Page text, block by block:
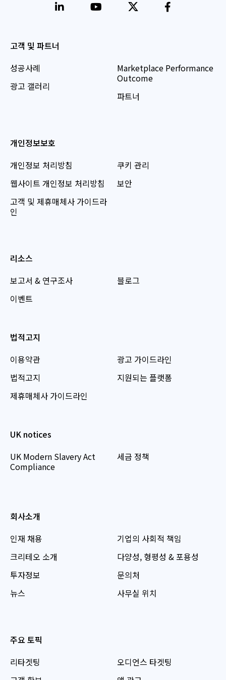
고객 및 파트너
성공사례
광고 갤러리
Marketplace Performance
Outcome
파트너
개인정보보호
개인정보 처리방침
웹사이트 개인정보 처리방침
고객 및 제휴매체사 가이드라
인
쿠키 관리
보안
리소스
보고서 & 연구조사
이벤트
블로그
법적고지
이용약관
법적고지
제휴매체사 가이드라인
광고 가이드라인
지원되는 플랫폼
UK notices
UK Modern Slavery Act
Compliance
세금 정책
회사소개
인재 채용
크리테오 소개
투자정보
뉴스
기업의 사회적 책임
다양성, 형평성 & 포용성
문의처
사무실 위치
주요 토픽
리타겟팅
오디언스 타겟팅